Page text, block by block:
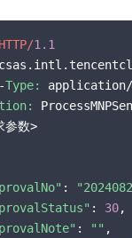
1.1
Type:
参数>
:
: 30,
: "" ,